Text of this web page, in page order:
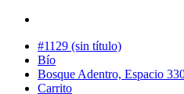
#1129 (sin título)
Bío
Bosque Adentro, Espacio
Carrito